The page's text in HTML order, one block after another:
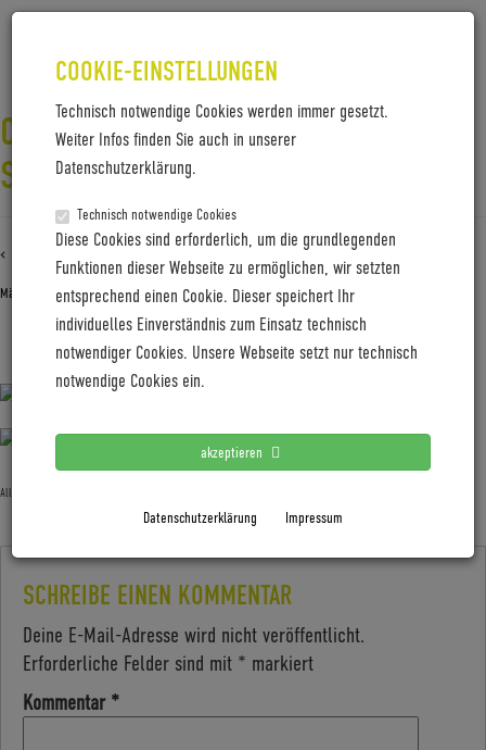
COOKIE-EINSTELLUNGEN
Technisch notwendige Cookies werden immer gesetzt.
Weiter Infos finden Sie auch in unserer
Datenschutzerklärung.
Technisch notwendige Cookies
Diese Cookies sind erforderlich, um die grundlegenden
Funktionen dieser Webseite zu ermöglichen, wir setzten
entsprechend einen Cookie. Dieser speichert Ihr
individuelles Einverständnis zum Einsatz technisch
notwendiger Cookies. Unsere Webseite setzt nur technisch
notwendige Cookies ein.
akzeptieren
Datenschutzerklärung Impressum
CW25_82A2625_TOBIAS-
SEIDEL_PAUPAU-MEDIA
‹ Zurück zu CW25_82A2625_Tobias-Seidel_PauPau-Media
März 31, 2025Gabi Jung — No Comments
CW25_82A2625_Tobias-Seidel_PauPau-Media
Allgemein
SCHREIBE EINEN KOMMENTAR
Deine E-Mail-Adresse wird nicht veröffentlicht.
Erforderliche Felder sind mit * markiert
Kommentar *